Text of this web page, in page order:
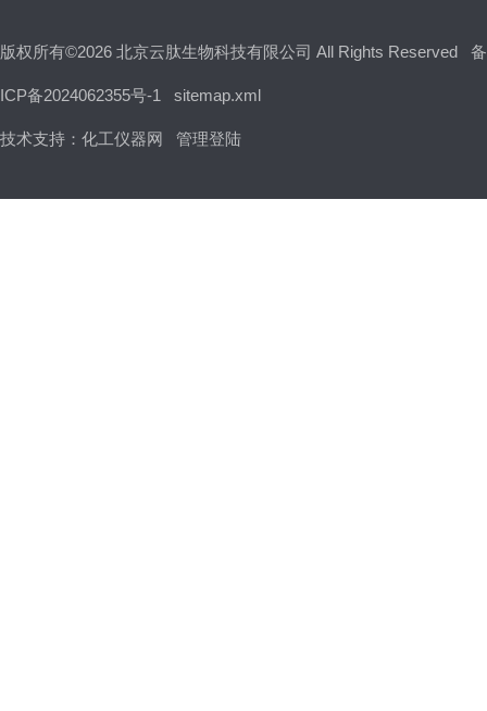
版权所有©2026 北京云肽生物科技有限公司 All Rights Reserved
ICP备2024062355号-1 sitemap.xml
技术支持： 化工仪器网 管理登陆